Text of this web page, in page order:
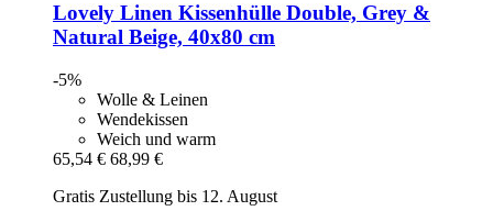
Lovely Linen Kissenhülle Double, Grey &
Natural Beige, 40x80 cm
-5%
Wolle & Leinen
Wendekissen
Weich und warm
65,54 € 68,99 €
Gratis Zustellung bis 12. August